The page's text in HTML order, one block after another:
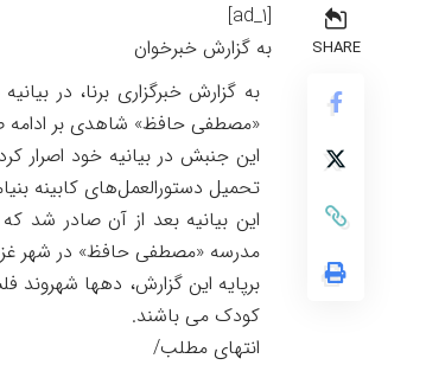
SHARE
[ad_1]
به گزارش خبرخوان
به گزارش خبرگزاری برنا، در
«مصطفی حافظ» شاهدی بر ادامه
این جنبش در بیانیه خود اصرار
تحمیل دستورالعمل‌های کابینه
این بیانیه بعد از آن صادر شد
مدرسه «مصطفی حافظ» در شهر غزه دست کم ۱۲ نفر ازجمله یک خبرنگار
برپایه این گزارش، دهها شهروند
کودک می باشند.
انتهای مطلب/